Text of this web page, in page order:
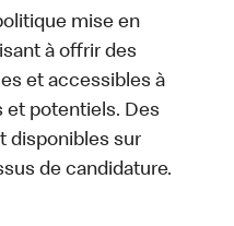
mise en
à offrir des
et accessibles à
et potentiels. Des
disponibles sur
de candidature.